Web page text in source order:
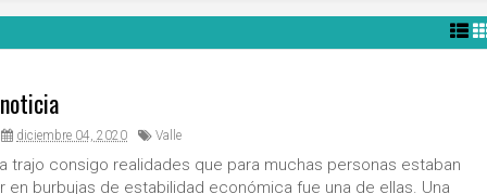
May
2026
diciembre 04, 2020 Valle
trajo consigo realidades que para muchas personas estaban
en burbujas de estabilidad económica fue una de ellas. Una